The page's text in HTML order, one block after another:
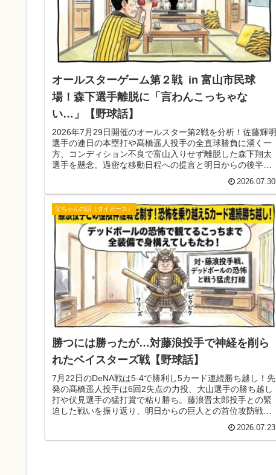
オールスターゲーム第２戦 in 富山市民球
場！森下選手離脱に「言わんこっちゃな
い…」【野球話】
2026年7月29日開催のオールスター第2戦を分析！佐藤輝明
選手の連日の本塁打や髙橋遥人投手の全直球勝負に湧く一
方、コンディション不良で富山入りせず離脱した森下翔太
選手を懸念。過密な移動日程への提言と明日からの後半戦
2026.07.30
父ちゃんの話（タイガース）
勝つには勝ったが…対藤浪投手で神経を削ら
れたベイスターズ戦【野球話】
7月22日のDeNA戦は5-4で勝利し5カード連続勝ち越し！先
発の髙橋遥人投手は6回2失点の力投、大山選手の勝ち越し
打や伏見選手の猛打賞で粘り勝ち。藤浪晋太郎投手との緊
迫した戦いを振り返り、明日からの巨人との首位攻防戦へ
2026.07.23